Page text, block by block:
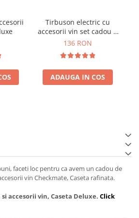
Tirbuson electric cu
accesorii vin set cadou 4
piese
136 RON
ADAUGA IN COS
faceti loc pentru ca avem un cadou de
vin Checkmate, Caseta rafinata.
si accesorii vin, Caseta Deluxe. Click